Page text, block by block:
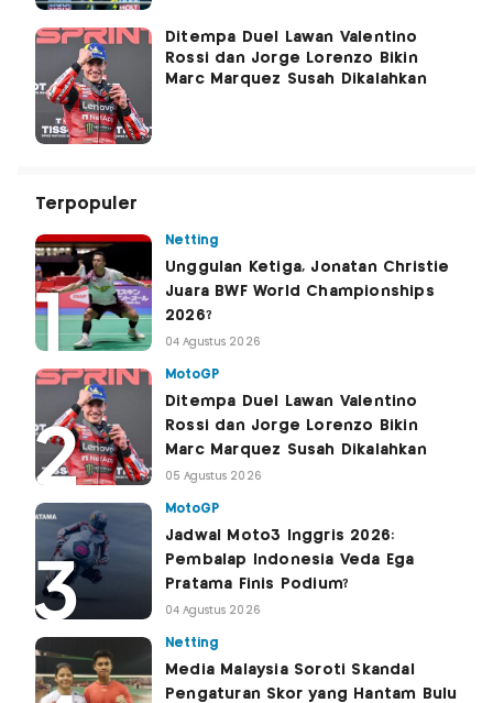
Ditempa Duel Lawan Valentino
Rossi dan Jorge Lorenzo Bikin
Marc Marquez Susah Dikalahkan
Terpopuler
Netting
Unggulan Ketiga, Jonatan Christie
Juara BWF World Championships
2026?
04 Agustus 2026
MotoGP
Ditempa Duel Lawan Valentino
Rossi dan Jorge Lorenzo Bikin
Marc Marquez Susah Dikalahkan
05 Agustus 2026
MotoGP
Jadwal Moto3 Inggris 2026:
Pembalap Indonesia Veda Ega
Pratama Finis Podium?
04 Agustus 2026
Netting
Media Malaysia Soroti Skandal
Pengaturan Skor yang Hantam Bulu